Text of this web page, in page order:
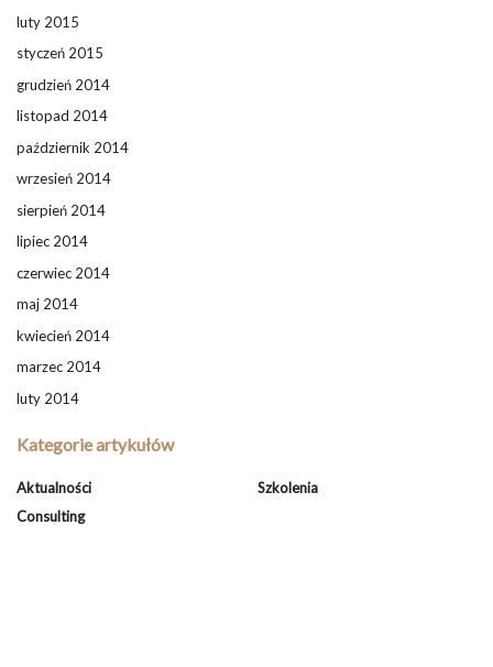
luty 2015
styczeń 2015
grudzień 2014
listopad 2014
październik 2014
wrzesień 2014
sierpień 2014
lipiec 2014
czerwiec 2014
maj 2014
kwiecień 2014
marzec 2014
luty 2014
Kategorie artykułów
Aktualności
Consulting
Szkolenia